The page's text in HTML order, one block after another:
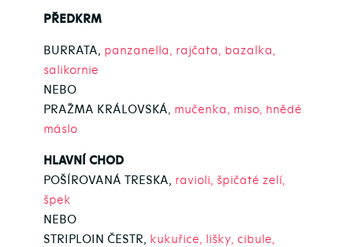
PŘEDKRM
BURRATA, panzanella, rajčata, bazalka,
salikornie
NEBO
PRAŽMA KRÁLOVSKÁ, mučenka, miso, hnědé
máslo
HLAVNÍ CHOD
POŠÍROVANÁ TRESKA, ravioli, špičaté zelí,
špek
NEBO
STRIPLOIN ČESTR, kukuřice, lišky, cibule,